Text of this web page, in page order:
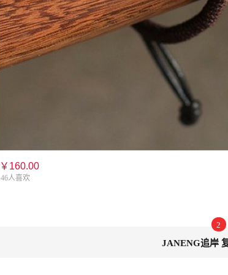
￥160.00
46人喜欢
2
JANENG追岸